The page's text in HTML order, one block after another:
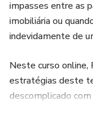
impasses entre as
imobiliária ou
indevidamente de
Neste curso online,
estratégias deste
descomplicado